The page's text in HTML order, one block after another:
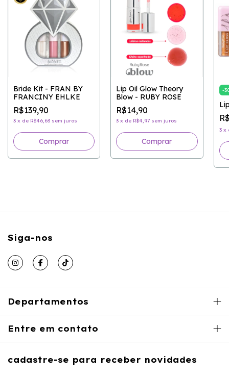
Bride Kit - FRAN BY
FRANCINY EHLKE
R$139,90
3 x de R$46,63 sem juros
Lip Oil Glow Theory
Blow - RUBY ROSE
R$14,90
3 x de R$4,97 sem juros
Comprar
-
3 x
Siga-nos
Departamentos
Entre em contato
cadastre-se para receber novidades